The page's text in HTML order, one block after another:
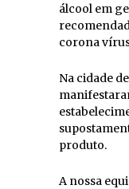
álcool em
corona
Na cidade
produto.
A nossa